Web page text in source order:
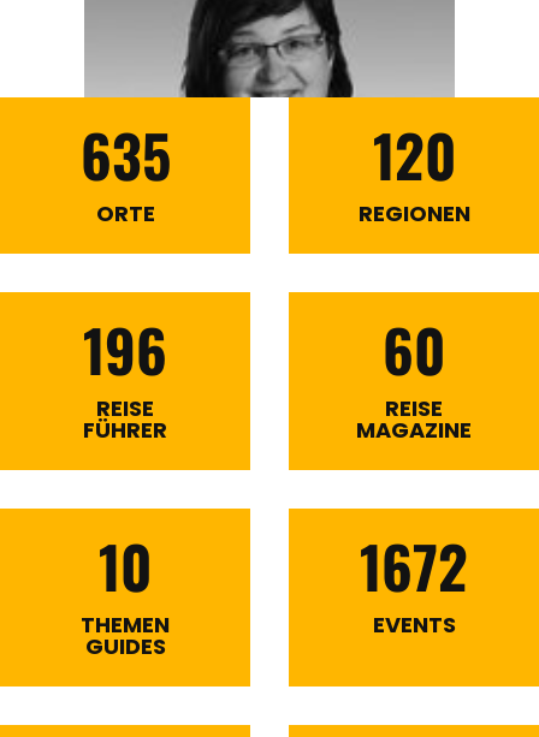
635
ORTE
120
REGIONEN
196
REISE
FÜHRER
60
REISE
MAGAZINE
10
THEMEN
GUIDES
1672
EVENTS